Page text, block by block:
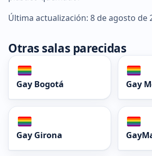
Última actualización: 8 de agosto de
Otras salas parecidas
Gay Bogotá Gay
Gay Girona